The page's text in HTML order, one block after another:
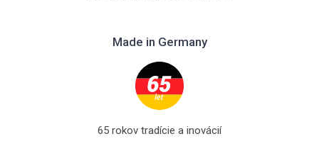
Made in Germany
65 rokov tradície a inovácií